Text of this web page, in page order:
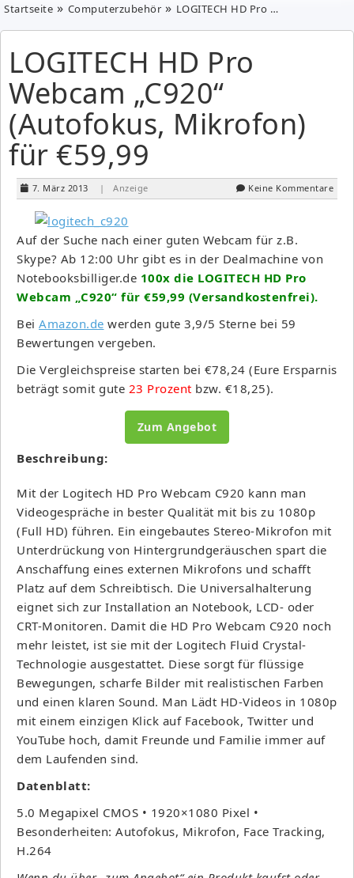
Startseite Computerzubehör LOGITECH HD Pro Webcam „C920“ (Autofokus, Mikrofon) für €59,99
LOGITECH HD Pro
Webcam „C920“
(Autofokus, Mikrofon)
für €59,99
7. März 2013 | Anzeige Keine Kommentare
Auf der Suche nach einer guten Webcam für z.B.
Skype? Ab 12:00 Uhr gibt es in der Dealmachine von
Notebooksbilliger.de 100x die LOGITECH HD Pro
Webcam „C920“ für €59,99 (Versandkostenfrei).
Bei Amazon.de werden gute 3,9/5 Sterne bei 59
Bewertungen vergeben.
Die Vergleichspreise starten bei €78,24 (Eure Ersparnis
beträgt somit gute 23 Prozent bzw. €18,25).
Zum Angebot
Beschreibung:
Mit der Logitech HD Pro Webcam C920 kann man
Videogespräche in bester Qualität mit bis zu 1080p
(Full HD) führen. Ein eingebautes Stereo-Mikrofon mit
Unterdrückung von Hintergrundgeräuschen spart die
Anschaffung eines externen Mikrofons und schafft
Platz auf dem Schreibtisch. Die Universalhalterung
eignet sich zur Installation an Notebook, LCD- oder
CRT-Monitoren. Damit die HD Pro Webcam C920 noch
mehr leistet, ist sie mit der Logitech Fluid Crystal-
Technologie ausgestattet. Diese sorgt für flüssige
Bewegungen, scharfe Bilder mit realistischen Farben
und einen klaren Sound. Man Lädt HD-Videos in 1080p
mit einem einzigen Klick auf Facebook, Twitter und
YouTube hoch, damit Freunde und Familie immer auf
dem Laufenden sind.
Datenblatt:
5.0 Megapixel CMOS • 1920×1080 Pixel •
Besonderheiten: Autofokus, Mikrofon, Face Tracking,
H.264